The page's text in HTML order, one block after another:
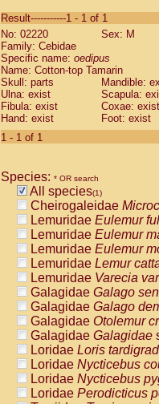
CebidaeSaguinus
Cebidae Saguinus
Cebidae
CebidaeSaguinus
Cebidae Saguinus
Cebidae Saguinus
Cebidae Saguinus
Cebidae Saguinusspp.
Cebidae
CebidaeCebus
CebidaeCebus
CebidaeCebus spp.(0)
CebidaeSaimiri
CebidaeSaimiri
AtelidaeAlouatta
AtelidaeAlouatta
AtelidaeAlouatta
AtelidaeAlouattaspp.
AtelidaeAteles
AtelidaeAteles
AtelidaeAteles
AtelidaeAtelesspp.(0)
AtelidaeLagothrix
AtelidaeLagothrix
PitheciidaeCacajao
Result-----------1 - 1 of 1
No: 02220
Sex: M
Family: Cebidae
Specific name: oedipus
Name: Cotton-top Tamarin
Skull: parts
Mandible:
Ulna: exist
Scapula:
Fibula: exist
Coxae: exist
Hand: exist
Foot: exist
1 - 1 of 1
Species: * OR search
All species(1)
Cheirogaleidae
Lemuridae Eulemur
Lemuridae Eulemur
Lemuridae Eulemur
Lemuridae Lemur
Lemuridae Varecia
Galagidae Galago
Galagidae Galago
Galagidae Otolemur
Galagidae Galagidae
Loridae Loris
Loridae Nycticebus
Loridae Nycticebus
Loridae Perodicticus